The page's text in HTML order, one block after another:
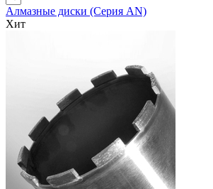
Алмазные диски (Серия AN)
Хит